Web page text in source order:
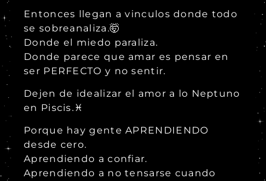
Entonces llegan a vinculos donde todo
se sobreanaliza.🤯
Donde el miedo paraliza.
Donde parece que amar es pensar en
ser PERFECTO y no sentir.
Dejen de idealizar el amor a lo Neptuno
en Piscis.♓
Porque hay gente APRENDIENDO
desde cero.
Aprendiendo a confiar.
Aprendiendo a no tensarse cuando